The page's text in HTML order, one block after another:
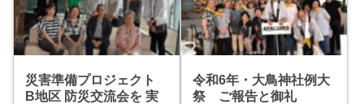
災害準備プロジェクト
B地区 防災交流会を 実
令和6年・大鳥神社例大
祭 ご報告と御礼